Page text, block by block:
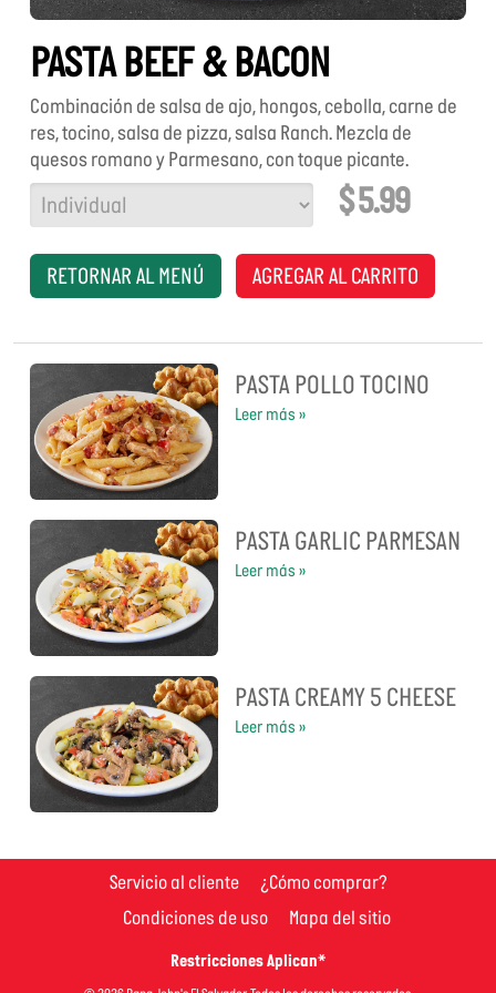
PASTA BEEF & BACON
Combinación de salsa de ajo, hongos, cebolla, carne de
res, tocino, salsa de pizza, salsa Ranch. Mezcla de
quesos romano y Parmesano, con toque picante.
TAMAÑO $ 5.99
RETORNAR AL MENÚ AGREGAR AL CARRITO
PASTA POLLO TOCINO
Leer más »
PASTA GARLIC PARMESAN
Leer más »
PASTA CREAMY 5 CHEESE
Leer más »
Servicio al cliente
¿Cómo comprar?
Condiciones de uso
Mapa del sitio
Restricciones Aplican*